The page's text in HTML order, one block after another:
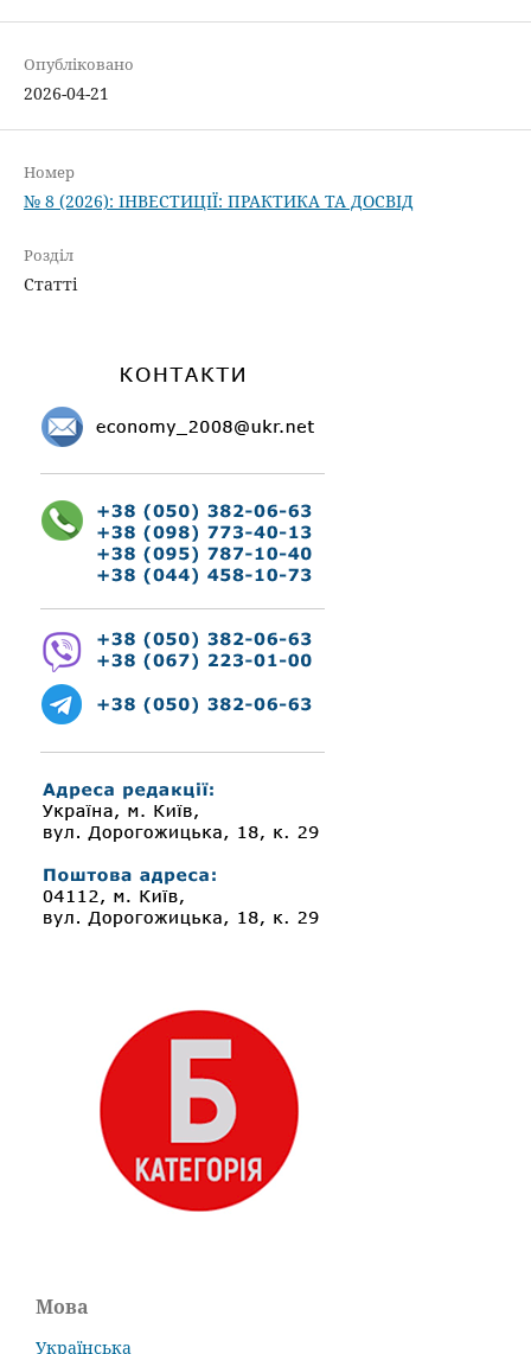
Опубліковано
2026-04-21
Номер
№ 8 (2026): ІНВЕСТИЦІЇ: ПРАКТИКА ТА ДОСВІД
Розділ
Статті
Мова
Українська